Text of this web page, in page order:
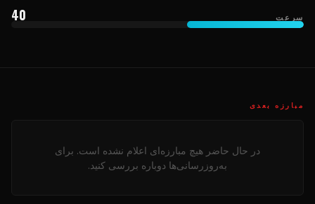
سرعت 40
مبارزه بعدی
در حال حاضر هیچ مبارزه‌ای اعلام نشده است. برای
به‌روزرسانی‌ها دوباره بررسی کنید.